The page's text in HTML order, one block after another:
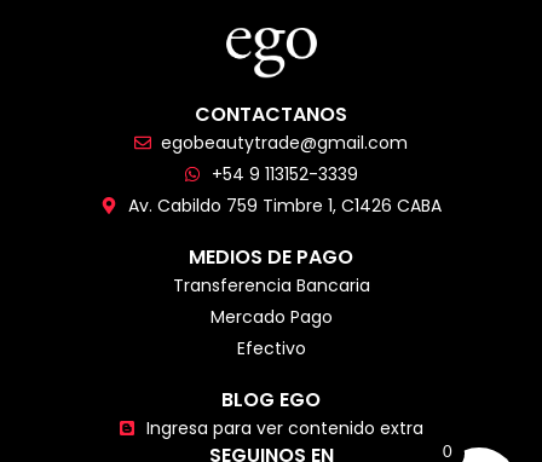
CONTACTANOS
egobeautytrade@gmail.com
+54 9 113152-3339
Av. Cabildo 759 Timbre 1, C1426 CABA
MEDIOS DE PAGO
Transferencia Bancaria
Mercado Pago
Efectivo
BLOG EGO
Ingresa para ver contenido extra
SEGUINOS EN 0